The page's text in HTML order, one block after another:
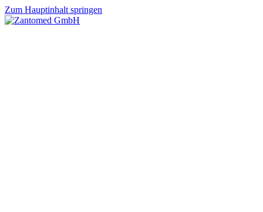
Zum Hauptinhalt springen